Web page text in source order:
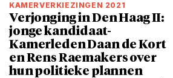
KAMERVERKIEZINGEN 2021
Verjonging in Den Haag II:
jonge kandidaat-
Kamerleden Daan de Kort
en Rens Raemakers over
hun politieke plannen